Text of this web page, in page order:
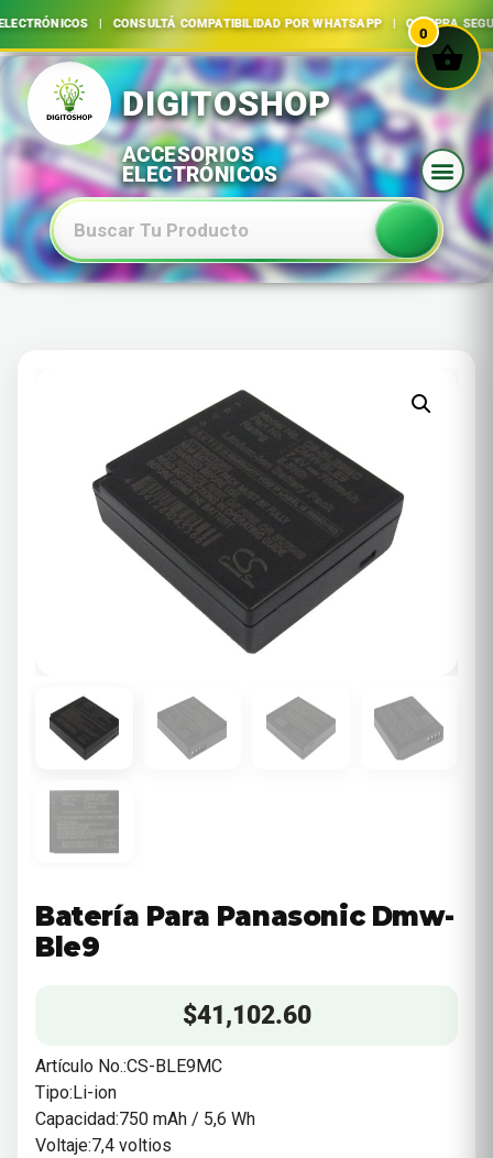
| CONSULTÁ COMPATIBILIDAD POR WHATSAPP | COMPRA SEGURA
Ir
al
contenido
Batería Para Panasonic Dmw-
Ble9
$41,102.60
Artículo No.:CS-BLE9MC
Tipo:Li-ion
Capacidad:750 mAh / 5,6 Wh
Voltaje:7,4 voltios
0